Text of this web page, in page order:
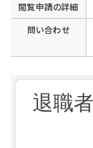
閲覧申請の詳細
問い合わせ